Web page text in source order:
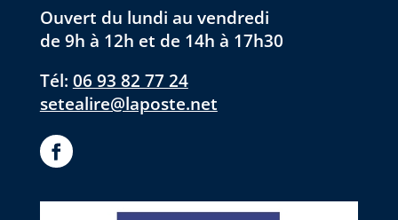
Ouvert du lundi au vendredi
de 9h à 12h et de 14h à 17h30
Tél: 06 93 82 77 24
setealire@laposte.net